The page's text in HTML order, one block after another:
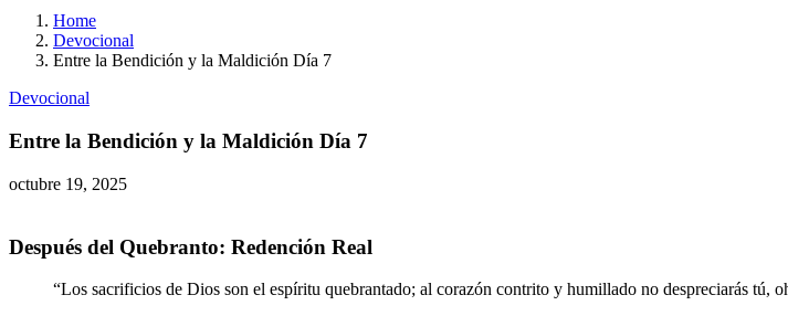
Home
Devocional
Entre la Bendición y la Maldición Día 7
Devocional
Entre la Bendición y la Maldición Día 7
octubre 19, 2025
Después del Quebranto: Redención Real
“Los sacrificios de Dios son el espíritu quebrantado; al corazón contrito y humillado no despreciarás tú,